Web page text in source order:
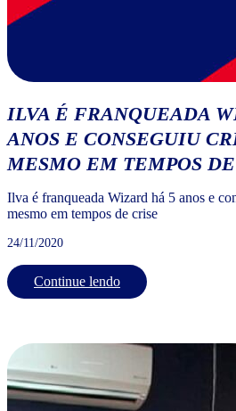
ILVA É FRANQUEADA
ANOS E CONSEGUIU
MESMO EM TEMPOS
Ilva é franqueada Wizard há 5 anos e
mesmo em tempos de crise
24/11/2020
Continue lendo